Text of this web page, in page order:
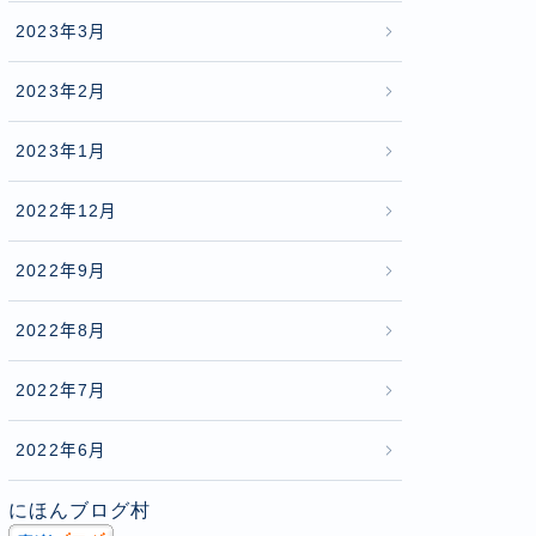
2023年3月
2023年2月
2023年1月
2022年12月
2022年9月
2022年8月
2022年7月
2022年6月
にほんブログ村